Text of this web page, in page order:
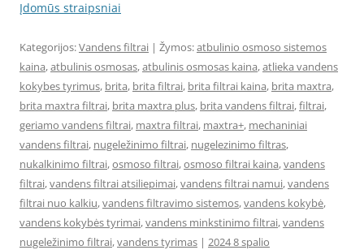
Įdomūs straipsniai
Kategorijos:Vandens filtrai | Žymos:atbulinio osmoso sistemos
kaina,atbulinis osmosas,atbulinis osmosas kaina,atlieka vandens
kokybes tyrimus, brita, brita filtrai, brita filtrai kaina, brita maxtra,
brita maxtra filtrai, brita maxtra plus, brita vandens filtrai,filtrai,
geriamo vandens filtrai, maxtra filtrai, maxtra+, mechaniniai
vandens filtrai, nugeležinimo filtrai, nugelezinimo filtras,
nukalkinimo filtrai,osmoso filtrai,osmoso filtrai kaina,vandens
filtrai,vandens filtrai atsiliepimai,vandens filtrai namui,vandens
filtrai nuo kalkiu,vandens filtravimo sistemos,vandens kokybė,
vandens kokybės tyrimai,vandens minkstinimo filtrai,vandens
nugeležinimo filtrai,vandens tyrimas | 2024 8 spalio